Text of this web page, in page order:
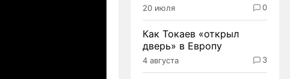
20 июля 0
Как Токаев «открыл
дверь» в Европу
4 августа 3